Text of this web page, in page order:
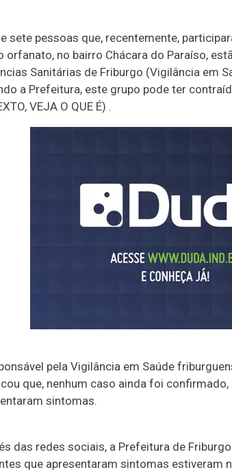
sete pessoas que, recentemente,
orfanato, no bairro Chácara do Paraíso,
Sanitárias de Friburgo (Vigilância em
a Prefeitura, este grupo pode ter
VEJA O QUE É) .
pela Vigilância em Saúde
que, nenhum caso ainda foi
sintomas.
das redes sociais, a Prefeitura de
que apresentaram sintomas estiveram